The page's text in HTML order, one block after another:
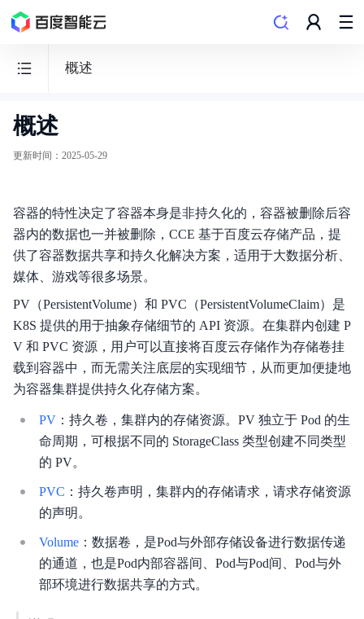
概述
容
器
CCE
功能发布记录
产品公告
产品描述
产品定价
快速入门
操作指南
API参考（即将废弃）
概述
更新时间 ： 2025-05-29
容器的特性决定了容器本身是非持久化的，容器被删除后容
器内的数据也一并被删除，CCE 基于百度云存储产品，提
供了容器数据共享和持久化解决方案，适用于大数据分析、
媒体、游戏等很多场景。
PV（PersistentVolume）和 PVC（PersistentVolumeClaim）是
K8S 提供的用于抽象存储细节的 API 资源。在集群内创建 P
V 和 PVC 资源，用户可以直接将百度云存储作为存储卷挂
载到容器中，而无需关注底层的实现细节，从而更加便捷地
为容器集群提供持久化存储方案。
PV ：持久卷，集群内的存储资源。PV 独立于 Pod 的生
命周期，可根据不同的 StorageClass 类型创建不同类型
的 PV。
PVC ：持久卷声明，集群内的存储请求，请求存储资源
的声明。
Volume ：数据卷，是Pod与外部存储设备进行数据传递
的通道，也是Pod内部容器间、Pod与Pod间、Pod与外
部环境进行数据共享的方式。